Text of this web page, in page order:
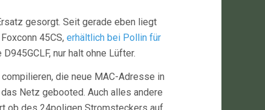
gesorgt. Seit gerade eben liegt
45CS, erhältlich bei Pollin für
nur halt ohne Lüfter.
die neue MAC-Adresse in
Netz gebooted. Auch alles andere